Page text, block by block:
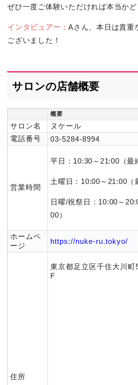
ぜひ一度ご体験いただければ本当かど
インタビュアー：Aさん、本日は貴重
ございました！
サロンの店舗概要
概要
サロン名
ヌケール
電話番号
03-5284-8994
営業時間
平日：10:30～21:00（最
土曜日：10:00～21:00（
日曜/祝祭日：10:00～
00）
ホームペ
ージ
https://nuke-ru.tokyo/
住所
東京都足立区千住大川
F